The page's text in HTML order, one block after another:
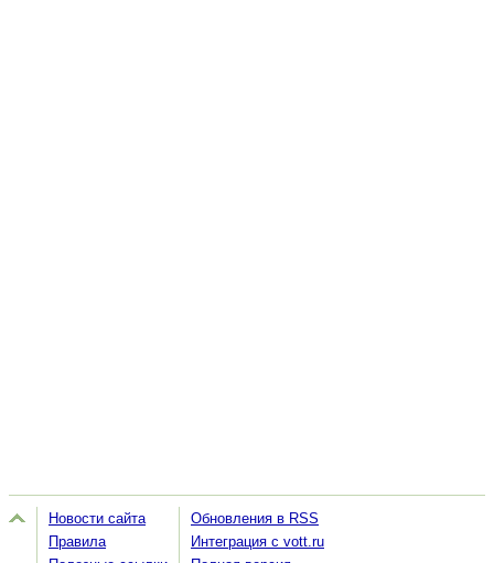
Новости сайта
Правила
Обновления в RSS
Интеграция с vott.ru